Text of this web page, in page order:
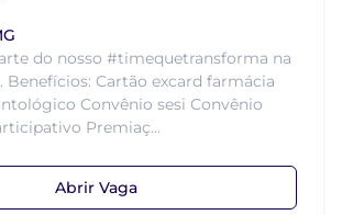
do nosso #timequetransforma na
Benefícios: Cartão excard farmácia
Convênio sesi Convênio
Premiaç...
Abrir Vaga